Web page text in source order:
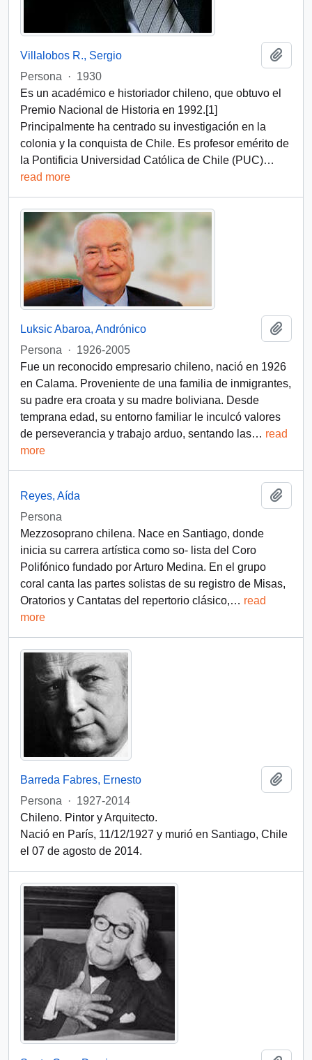
Villalobos R., Sergio
Persona
· 1930
Es un académico e historiador chileno, que obtuvo el
Premio Nacional de Historia en 1992.[1]​
Principalmente ha centrado su investigación en la
colonia y la conquista de Chile. Es profesor emérito de
la Pontificia Universidad Católica de Chile (PUC)…
read more
Luksic Abaroa, Andrónico
Persona
· 1926-2005
Fue un reconocido empresario chileno, nació en 1926
en Calama. Proveniente de una familia de inmigrantes,
su padre era croata y su madre boliviana. Desde
temprana edad, su entorno familiar le inculcó valores
de perseverancia y trabajo arduo, sentando las… read
more
Reyes, Aída
Persona
Mezzosoprano chilena. Nace en Santiago, donde
inicia su carrera artística como so- lista del Coro
Polifónico fundado por Arturo Medina. En el grupо
coral canta las partes solistas de su registro de Misas,
Oratorios y Cantatas del repertorio clásico,… read
more
Barreda Fabres, Ernesto
Persona
· 1927-2014
Chileno. Pintor y Arquitecto.
Nació en París, 11/12/1927 y murió en Santiago, Chile
el 07 de agosto de 2014.